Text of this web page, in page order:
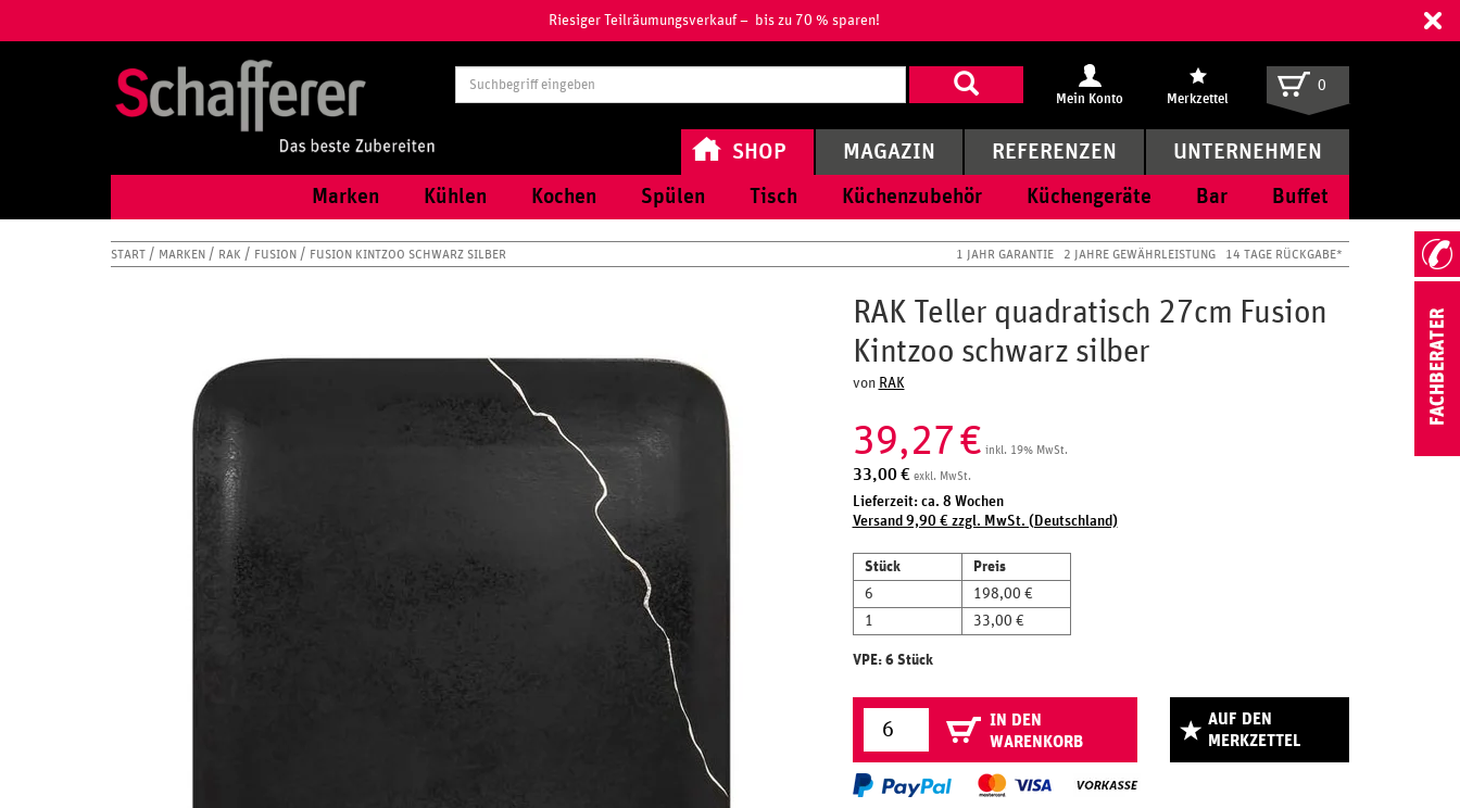
Riesiger Teilräumungsverkauf – bis zu 70 % sparen!
Suchbegriff
eingeben
Mein Konto Merkzettel
0
SHOP
Marken Kühlen Kochen Spülen Tisch Küchenzubehör Küchengeräte Bar Buffet
MAGAZIN REFERENZEN UNTERNEHMEN
START MARKEN RAK FUSION FUSION KINTZOO SCHWARZ SILBER 1 JAHR GARANTIE 2 JAHRE GEWÄHRLEISTUNG 14 TAGE RÜCKGABE*
RAK Teller quadratisch 27cm Fusion
Kintzoo schwarz silber
von RAK
39,27€ inkl. 19% MwSt.
33,00 € exkl. MwSt.
Lieferzeit: ca. 8 Wochen
Versand 9,90 € zzgl. MwSt. (Deutschland)
Stück
Preis
6
198,00 €
1
33,00 €
VPE: 6 Stück
IN DEN
WARENKORB
AUF DEN
MERKZETTEL